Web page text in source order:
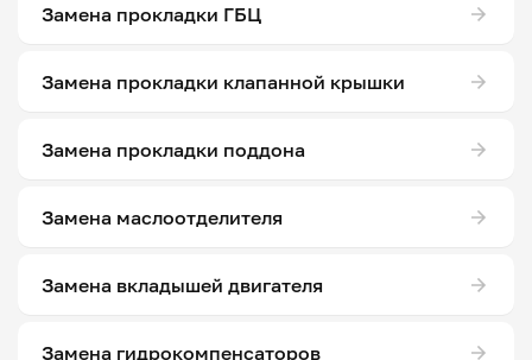
Замена прокладки ГБЦ
Замена прокладки клапанной крышки
Замена прокладки поддона
Замена маслоотделителя
Замена вкладышей двигателя
Замена гидрокомпенсаторов